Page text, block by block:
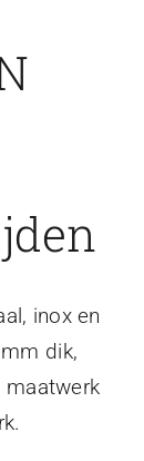
inox en
dik,
maatwerk